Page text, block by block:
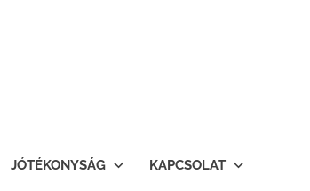
JÓTÉKONYSÁG KAPCSOLAT